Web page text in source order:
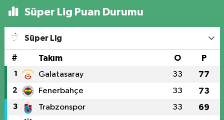
Süper Lig Puan Durumu
Süper Lig
# Takım O P
1 Galatasaray 33 77
2 Fenerbahçe 33 73
3 Trabzonspor 33 69